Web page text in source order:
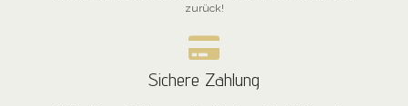
zurück!
Sichere Zahlung